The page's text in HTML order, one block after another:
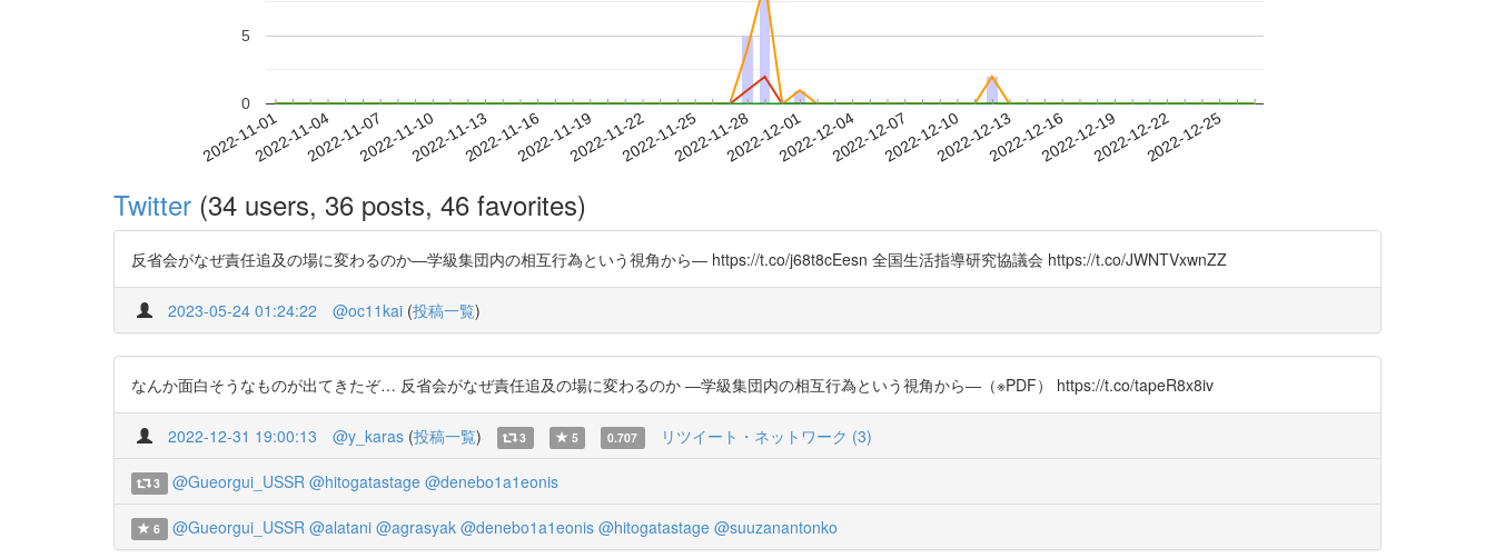
2022-11-012022-11-042022-11-072022-11-102022-11-132022-11-162022-11-192022-11-222022-11-252022-11-282022-12-012022-12-042022-12-072022-12-102022-12-132022-12-162022-12-192022-12-222022-12-25
0
5
Twitter (34 users, 36 posts, 46 favorites)
反省会がなぜ責任追及の場に変わるのか―学級集団内の相互行為という視角から― https://t.co/j68t8cEesn 全国生活指導研究協議会 https://t.co/JWNTVxwnZZ
2023-05-24 01:24:22 @oc11kai (投稿一覧)
なんか面白そうなものが出てきたぞ… 反省会がなぜ責任追及の場に変わるのか ―学級集団内の相互行為という視角から―（※PDF） https://t.co/tapeR8x8iv
2022-12-31 19:00:13 @y_karas (投稿一覧) 3 5 0.707 リツイート・ネットワーク (3)
3 @Gueorgui_USSR @hitogatastage @denebo1a1eonis
6 @Gueorgui_USSR @alatani @agrasyak @denebo1a1eonis @hitogatastage @suuzanantonko